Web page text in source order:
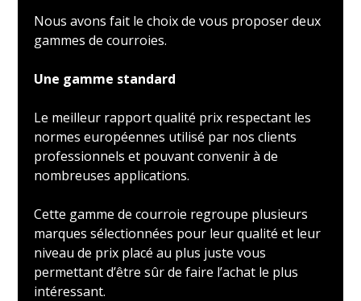
Nous avons fait le choix de vous proposer deux
gammes de courroies.
Une gamme standard
Le meilleur rapport qualité prix respectant les
normes européennes utilisé par nos clients
professionnels et pouvant convenir à de
nombreuses applications.
Cette gamme de courroie regroupe plusieurs
marques sélectionnées pour leur qualité et leur
niveau de prix placé au plus juste vous
permettant d’être sûr de faire l’achat le plus
intéressant.